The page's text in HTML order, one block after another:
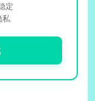
定
私